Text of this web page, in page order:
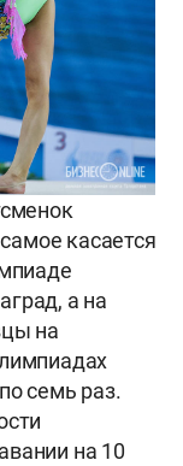
касается
а на
на
семь раз.
на 10